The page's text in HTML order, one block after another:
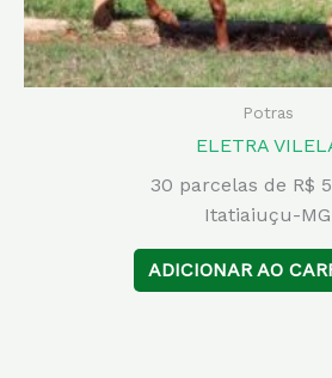
Potras
ELETRA
30 parcelas de R$
Itatiaiuçu-MG
ADICIONAR AO